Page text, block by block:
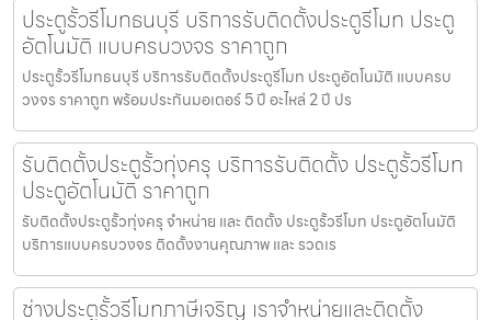
ประตูรั้วรีโมทธนบุรี บริการรับติดตั้งประตูรีโมท ประตู
อัตโนมัติ แบบครบวงจร ราคาถูก
ประตูรั้วรีโมทธนบุรี บริการรับติดตั้งประตูรีโมท ประตูอัตโนมัติ แบบครบ
วงจร ราคาถูก พร้อมประกันมอเตอร์ 5 ปี อะไหล่ 2 ปี ปร
รับติดตั้งประตูรั้วทุ่งครุ บริการรับติดตั้ง ประตูรั้วรีโมท
ประตูอัตโนมัติ ราคาถูก
รับติดตั้งประตูรั้วทุ่งครุ จำหน่าย และ ติดตั้ง ประตูรั้วรีโมท ประตูอัตโนมัติ
บริการแบบครบวงจร ติดตั้งงานคุณภาพ และ รวดเร
ช่างประตูรั้วรีโมทภาษีเจริญ เราจำหน่ายและติดตั้ง